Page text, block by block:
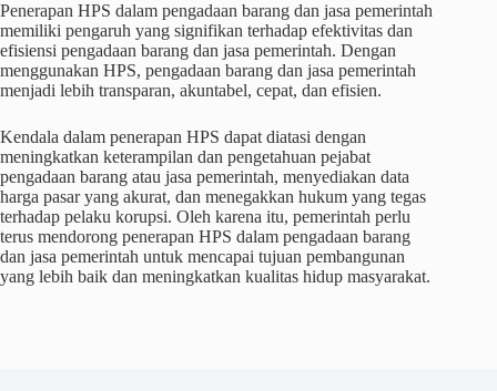
Penerapan HPS dalam pengadaan barang dan jasa pemerintah
memiliki pengaruh yang signifikan terhadap efektivitas dan
efisiensi pengadaan barang dan jasa pemerintah. Dengan
menggunakan HPS, pengadaan barang dan jasa pemerintah
menjadi lebih transparan, akuntabel, cepat, dan efisien.
Kendala dalam penerapan HPS dapat diatasi dengan
meningkatkan keterampilan dan pengetahuan pejabat
pengadaan barang atau jasa pemerintah, menyediakan data
harga pasar yang akurat, dan menegakkan hukum yang tegas
terhadap pelaku korupsi. Oleh karena itu, pemerintah perlu
terus mendorong penerapan HPS dalam pengadaan barang
dan jasa pemerintah untuk mencapai tujuan pembangunan
yang lebih baik dan meningkatkan kualitas hidup masyarakat.